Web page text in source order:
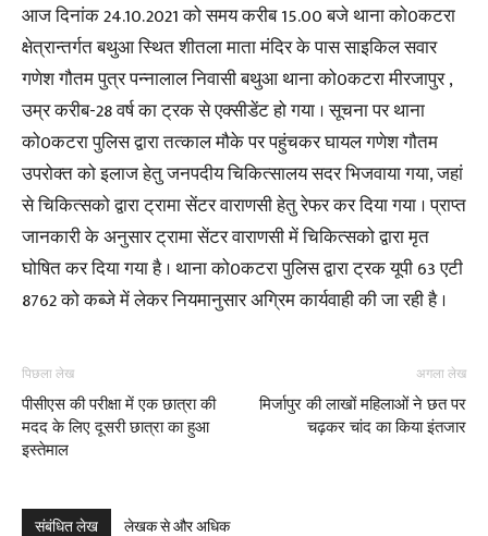
आज दिनांक 24.10.2021 को समय करीब 15.00 बजे थाना को0कटरा
क्षेत्रान्तर्गत बथुआ स्थित शीतला माता मंदिर के पास साइकिल सवार
गणेश गौतम पुत्र पन्नालाल निवासी बथुआ थाना को0कटरा मीरजापुर ,
उम्र करीब-28 वर्ष का ट्रक से एक्सीडेंट हो गया । सूचना पर थाना
को0कटरा पुलिस द्वारा तत्काल मौके पर पहुंचकर घायल गणेश गौतम
उपरोक्त को इलाज हेतु जनपदीय चिकित्सालय सदर भिजवाया गया, जहां
से चिकित्सको द्वारा ट्रामा सेंटर वाराणसी हेतु रेफर कर दिया गया । प्राप्त
जानकारी के अनुसार ट्रामा सेंटर वाराणसी में चिकित्सको द्वारा मृत
घोषित कर दिया गया है । थाना को0कटरा पुलिस द्वारा ट्रक यूपी 63 एटी
8762 को कब्जे में लेकर नियमानुसार अग्रिम कार्यवाही की जा रही है ।
पिछला लेख
पीसीएस की परीक्षा में एक छात्रा की
मदद के लिए दूसरी छात्रा का हुआ
इस्तेमाल
अगला लेख
मिर्जापुर की लाखों महिलाओं ने छत पर
चढ़कर चांद का किया इंतजार
संबंधित लेख लेखक से और अधिक